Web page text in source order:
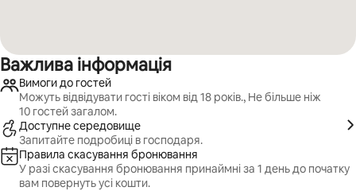
Важлива інформація
Вимоги до гостей
Можуть відвідувати гості віком від 18 років., Не більше ніж
10 гостей загалом.
Доступне середовище
Запитайте подробиці в господаря.
Правила скасування бронювання
У разі скасування бронювання принаймні за 1 день до початку
вам повернуть усі кошти.